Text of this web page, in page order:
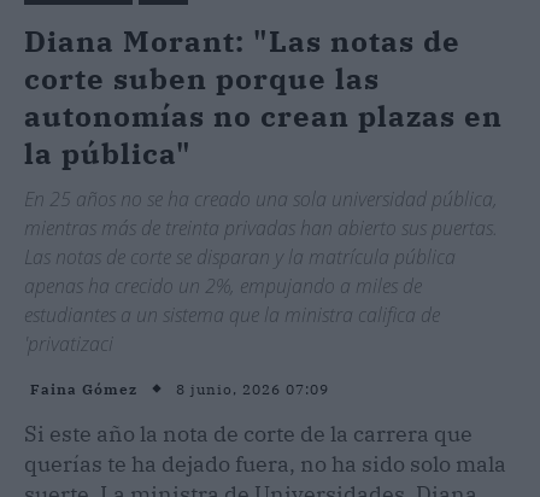
Diana Morant: "Las notas de
corte suben porque las
autonomías no crean plazas en
la pública"
En 25 años no se ha creado una sola universidad pública,
mientras más de treinta privadas han abierto sus puertas.
Las notas de corte se disparan y la matrícula pública
apenas ha crecido un 2%, empujando a miles de
estudiantes a un sistema que la ministra califica de
'privatizaci
Faina Gómez 8 junio, 2026 07:09
Si este año la nota de corte de la carrera que
querías te ha dejado fuera, no ha sido solo mala